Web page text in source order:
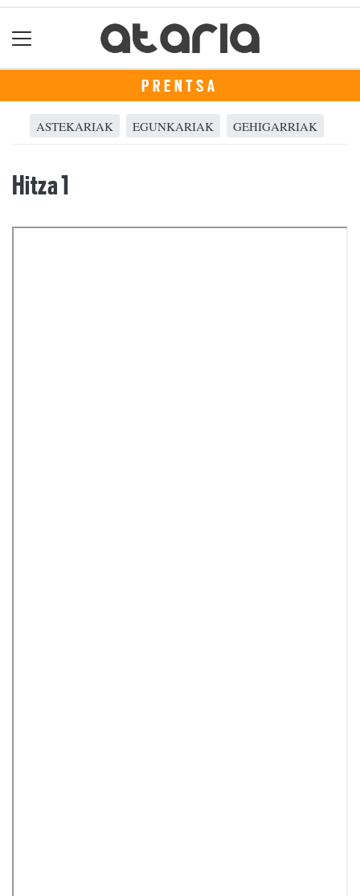
PRENTSA
ASTEKARIAK EGUNKARIAK GEHIGARRIAK
Hitza 1